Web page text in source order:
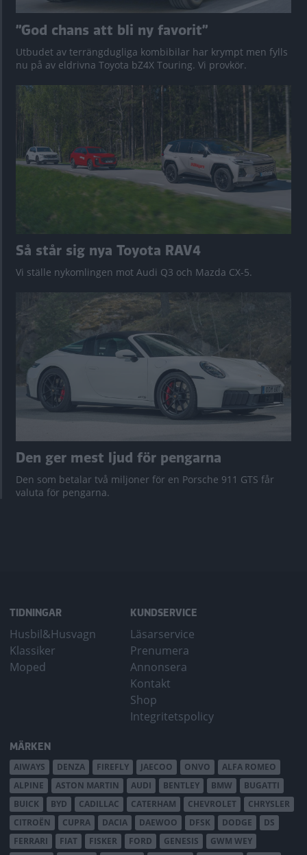
”God chans att bli ny favorit”
Utbudet av terrängdugliga kombibilar har krympt men fylls
nu på av eldrivna Toyota bZ4X Touring. Vi provkör.
Så står sig nya Toyota RAV4
Vi ställe nykomlingen mot Audi Q3 och Mazda CX-5.
Den ger mest ljud för pengarna
Den som betalar två miljoner för en Porsche 911 GTS får
valuta för pengarna.
TIDNINGAR
Husbil&Husvagn
Klassiker
Moped
KUNDSERVICE
Läsarservice
Prenumera
Annonsera
Kontakt
Shop
Integritetspolicy
MÄRKEN
AIWAYS DENZA FIREFLY JAECOO ONVO
ALFA ROMEO
ALPINE
ASTON MARTIN AUDI BENTLEY BMW
BUGATTI
BUICK
BYD CADILLAC CATERHAM CHEVROLET
CHRYSLER
CITROËN
CUPRA DACIA DAEWOO DFSK DODGE
DS
FERRARI
FIAT FISKER FORD GENESIS
GWM WEY